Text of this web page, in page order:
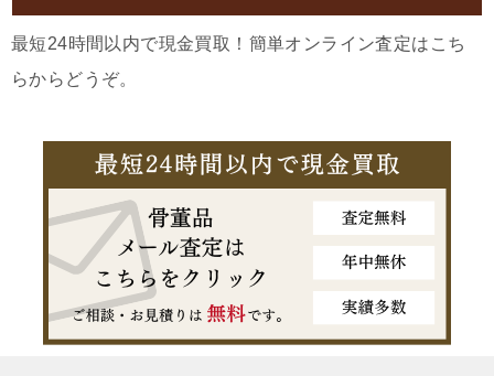
最短24時間以内で現金買取！簡単オンライン査定はこち
らからどうぞ。